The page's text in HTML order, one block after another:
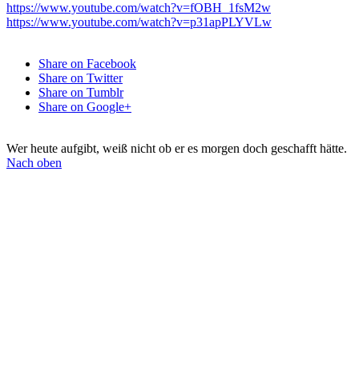
https://www.youtube.com/watch?v=fOBH_1fsM2w
https://www.youtube.com/watch?v=p31apPLYVLw
Share on Facebook
Share on Twitter
Share on Tumblr
Share on Google+
Wer heute aufgibt, weiß nicht ob er es morgen doch geschafft hätte.
Nach oben